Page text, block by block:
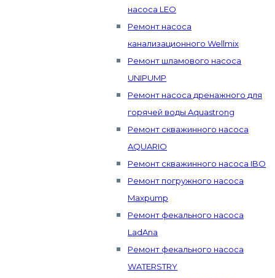
насоса LEO
Ремонт насоса
канализационного Wellmix
Ремонт шламового насоса
UNIPUMP
Ремонт насоса дренажного для
горячей воды Aquastrong
Ремонт скважинного насоса
AQUARIO
Ремонт скважинного насоса IBO
Ремонт погружного насоса
Maxpump
Ремонт фекального насоса
LadAna
Ремонт фекального насоса
WATERSTRY